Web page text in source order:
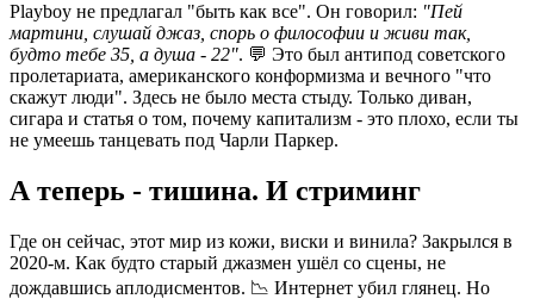
Playboy не предлагал "быть как все". Он говорил: "Пей
мартини, слушай джаз, спорь о философии и живи так,
будто тебе 35, а душа - 22". 💬 Это был антипод советского
пролетариата, американского конформизма и вечного "что
скажут люди". Здесь не было места стыду. Только диван,
сигара и статья о том, почему капитализм - это плохо, если ты
не умеешь танцевать под Чарли Паркер.
А теперь - тишина. И стриминг
Где он сейчас, этот мир из кожи, виски и винила? Закрылся в
2020-м. Как будто старый джазмен ушёл со сцены, не
дождавшись аплодисментов. 📉 Интернет убил глянец. Но